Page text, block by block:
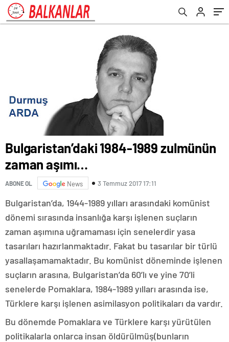
Bulgaristan’daki 1984-1989 zulmünün
zaman aşımı…
ABONE OL News 3 Temmuz 2017 17:11
Bulgaristan’da, 1944-1989 yılları arasındaki komünist
dönemi sırasında insanlığa karşı işlenen suçların
zaman aşımına uğramaması için senelerdir yasa
tasarıları hazırlanmaktadır. Fakat bu tasarılar bir türlü
yasallaşamamaktadır. Bu komünist döneminde işlenen
suçların arasına, Bulgaristan’da 60’lı ve yine 70’li
senelerde Pomaklara, 1984-1989 yılları arasında ise,
Türklere karşı işlenen asimilasyon politikaları da vardır.
Bu dönemde Pomaklara ve Türklere karşı yürütülen
politikalarla onlarca insan öldürülmüş(bunların